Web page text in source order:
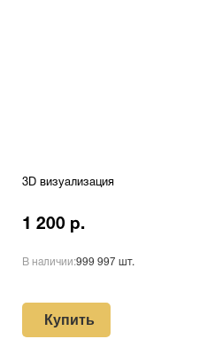
3D визуализация
1 200 р.
В наличии:999 997 шт.
Купить